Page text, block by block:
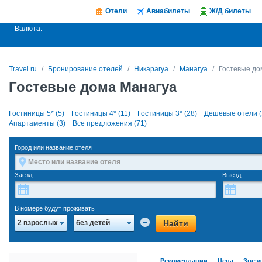
Отели Авиабилеты Ж/Д билеты
Валюта:
Travel.ru Бронирование отелей Никарагуа Манагуа Гостевые
Гостевые дома Манагуа
Гостиницы 5* (5) Гостиницы 4* (11) Гостиницы 3* (28)
Дешевые отели
Апартаменты (3)
Все предложения (71)
Город или название отеля
Заезд Выезд
В номере будут проживать
2 взрослых без детей Найти